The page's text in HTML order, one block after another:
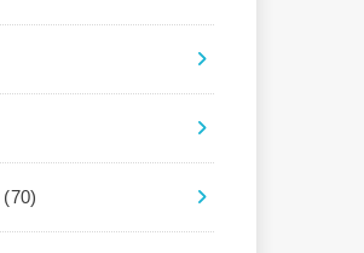
(70)